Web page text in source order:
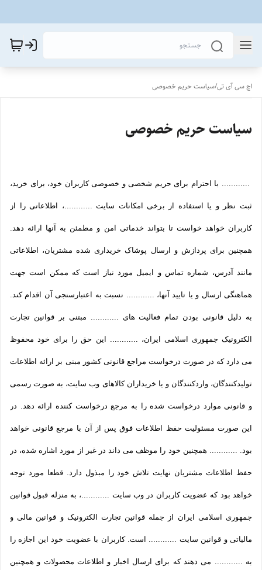
اچ سی آی تی/سیاست حریم خصوصی
سیاست حریم خصوصی
............ با احترام برای حریم شخصی و خصوصی کاربران خود، برای خرید،
ثبت نظر و یا استفاده از برخی امکانات سایت ............، اطلاعاتی را از
کاربران خواهد خواست تا بتواند خدماتی امن و مطمئن به آنها ارائه دهد.
همچنین برای پردازش و ارسال پوشاک خریداری شده مشتریان، اطلاعاتی
مانند آدرس، شماره تماس و ایمیل مورد نیاز است که ممکن است جهت
هماهنگی ارسال و یا تایید آنها، ............ نسبت به اعتبارسنجی آن اقدام کند.
به دلیل قانونی بودن تمام فعالیت های ............ مبتنی بر قوانین تجارت
الکترونیک جمهوری اسلامی ایران، ............ این حق را برای خود محفوظ
می دارد که در صورت درخواست مراجع قانونی کشور مبنی بر ارائه اطلاعات
تولیدکنندگان، واردکنندگان و یا خریداران کالاهای وب سایت، به صورت رسمی
و قانونی موارد درخواست شده را به مرجع درخواست کننده ارائه دهد. در
این صورت مسئولیت حفظ اطلاعات فوق پس از آن با مرجع قانونی خواهد
بود. ............ همچنین خود را موظف می داند در غیر از مورد اشاره شده، در
حفظ اطلاعات مشتریان نهایت تلاش خود را مبذول دارد. قطعا مورد توجه
خواهد بود که عضویت کاربران در وب سایت ............، به منزله قبول قوانین
جمهوری اسلامی ایران از جمله قوانین تجارت الکترونیک و قوانین مالی و
مالیاتی و قوانین سایت ............ است. کاربران با عضویت خود این اجازه را
به ............ می دهند که برای ارسال اخبار و اطلاعات محصولات و همچنین